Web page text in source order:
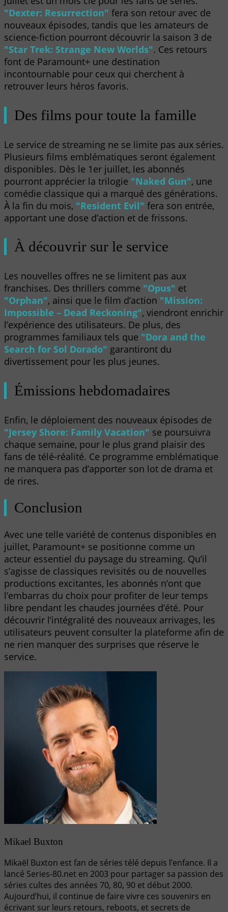
"Dexter: Resurrection" fera son retour avec de
nouveaux épisodes, tandis que les amateurs de
science-fiction pourront découvrir la saison 3 de
"Star Trek: Strange New Worlds". Ces retours
font de Paramount+ une destination
incontournable pour ceux qui cherchent à
retrouver leurs héros favoris.
Des films pour toute la famille
Le service de streaming ne se limite pas aux séries.
Plusieurs films emblématiques seront également
disponibles. Dès le 1er juillet, les abonnés
pourront apprécier la trilogie "Naked Gun", une
comédie classique qui a marqué des générations.
À la fin du mois, "Resident Evil" fera son entrée,
apportant une dose d’action et de frissons.
À découvrir sur le service
Les nouvelles offres ne se limitent pas aux
franchises. Des thrillers comme "Opus" et
"Orphan", ainsi que le film d’action "Mission:
Impossible – Dead Reckoning", viendront enrichir
l’expérience des utilisateurs. De plus, des
programmes familiaux tels que "Dora and the
Search for Sol Dorado" garantiront du
divertissement pour les plus jeunes.
Émissions hebdomadaires
Enfin, le déploiement des nouveaux épisodes de
"Jersey Shore: Family Vacation" se poursuivra
chaque semaine, pour le plus grand plaisir des
fans de télé-réalité. Ce programme emblématique
ne manquera pas d’apporter son lot de drama et
de rires.
Conclusion
Avec une telle variété de contenus disponibles en
juillet, Paramount+ se positionne comme un
acteur essentiel du paysage du streaming. Qu’il
s’agisse de classiques revisités ou de nouvelles
productions excitantes, les abonnés n’ont que
l’embarras du choix pour profiter de leur temps
libre pendant les chaudes journées d’été. Pour
découvrir l’intégralité des nouveaux arrivages, les
utilisateurs peuvent consulter la plateforme afin de
ne rien manquer des surprises que réserve le
service.
Mikael Buxton
Mikaël Buxton est fan de séries télé depuis l’enfance. Il a
lancé Series-80.net en 2003 pour partager sa passion des
séries cultes des années 70, 80, 90 et début 2000.
Aujourd’hui, il continue de faire vivre ces souvenirs en
écrivant sur leurs retours, reboots, et secrets de